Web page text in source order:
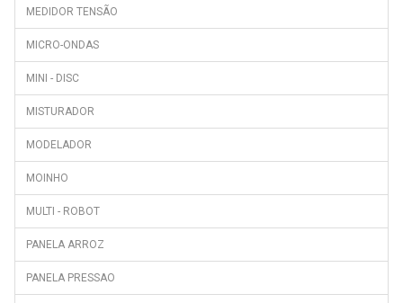
FRN-U20GFV
FRN-X22B5CW
FRS-2021IAL
FRS-2411IAL
FRS-T20DAM
GN1416231ZX
GN162320X
MEDIDOR TENSÃO
MICRO-ONDAS
MINI - DISC
MISTURADOR
MODELADOR
MOINHO
MULTI - ROBOT
PANELA ARROZ
PANELA PRESSAO